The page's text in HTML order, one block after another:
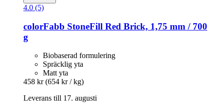
4.0 (5)
colorFabb StoneFill Red Brick, 1,75 mm / 700
g
Biobaserad formulering
Spräcklig yta
Matt yta
458 kr (654 kr / kg)
Leverans till 17. augusti